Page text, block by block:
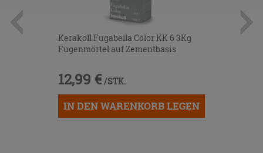
Kerakoll Fugabella Color KK 6 3Kg
Fugenmörtel auf Zementbasis
12,99 € /STK.
IN DEN WARENKORB LEGEN